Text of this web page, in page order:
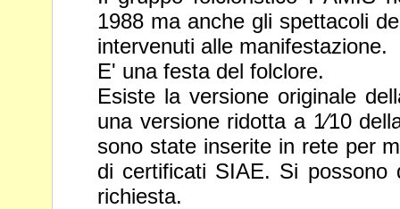
1988 ma anche gli spettacoli
intervenuti alle manifestazione.
E' una festa del folclore.
Esiste la versione originale
una versione ridotta a 1⁄10
sono state inserite in rete per
di certificati SIAE. Si possono
richiesta.